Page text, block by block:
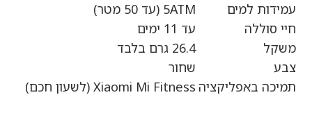
עמידות למים
5ATM (עד 50 מטר)
חיי סוללה
עד 11 ימים
משקל
26.4 גרם בלבד
צבע
שחור
תמיכה באפליקציה Xiaomi Mi Fitness (לשעון חכם)